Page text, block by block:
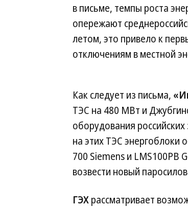
в письме, темпы роста
опережают
летом, это привело к
отключениям в местной
Как следует из письма,
ТЭС на 480 МВт и
оборудования
на этих ТЭС
700 Siemens и LMS100PB
возвести новый
ГЭХрассматривает